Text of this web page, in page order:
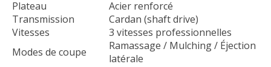
Plateau
Acier renforcé
Transmission
Cardan (shaft drive)
Vitesses
3 vitesses professionnelles
Modes de coupe
Ramassage / Mulching / Éjection
latérale